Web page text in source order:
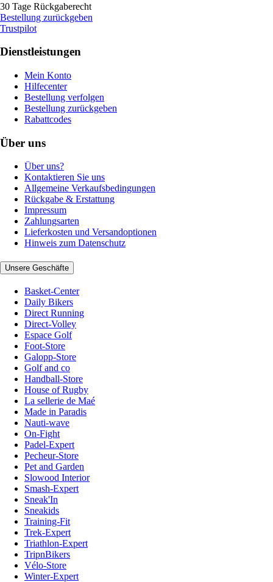
30 Tage Rückgaberecht
Bestellung zurückgeben
Trustpilot
Dienstleistungen
Mein Konto
Hilfecenter
Bestellung verfolgen
Bestellung zurückgeben
Rabattcodes
Über uns
Über uns?
Kontaktieren Sie uns
Allgemeine Verkaufsbedingungen
Rückgabe & Erstattung
Impressum
Zahlungsarten
Lieferkosten und Versandoptionen
Hinweis zum Datenschutz
Unsere Geschäfte
Basket-Center
Daily Bikers
Direct Running
Direct-Volley
Espace Golf
Foot-Store
Galopp-Store
Golf and co
Handball-Store
House of Rugby
La sellerie de Maé
Made in Paradis
Nauti-wave
On-Fight
Padel-Expert
Pecheur-Store
Pet and Garden
Slowood Interior
Smash-Expert
Sneak'In
Sneakids
Training-Fit
Trek-Expert
Triathlon-Expert
TripnBikers
Vélo-Store
Winter-Expert